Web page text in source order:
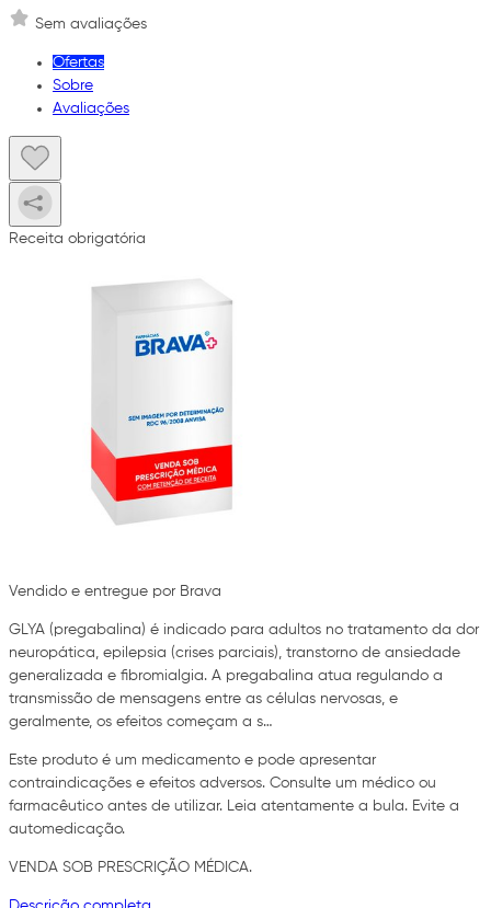
Sem avaliações
Ofertas
Sobre
Avaliações
Receita obrigatória
Vendido e entregue por Brava
GLYA (pregabalina) é indicado para adultos no tratamento da dor
neuropática, epilepsia (crises parciais), transtorno de ansiedade
generalizada e fibromialgia. A pregabalina atua regulando a
transmissão de mensagens entre as células nervosas, e
geralmente, os efeitos começam a s…
Este produto é um medicamento e pode apresentar
contraindicações e efeitos adversos. Consulte um médico ou
farmacêutico antes de utilizar. Leia atentamente a bula. Evite a
automedicação.
VENDA SOB PRESCRIÇÃO MÉDICA.